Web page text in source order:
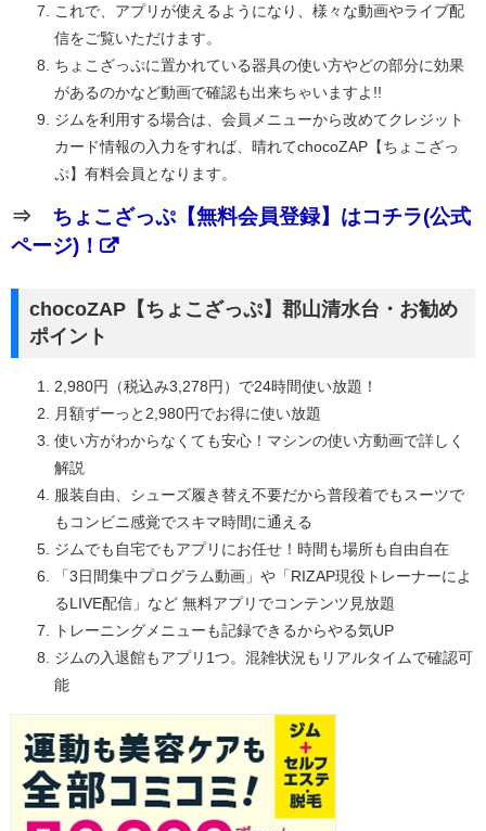
これで、アプリが使えるようになり、様々な動画やライブ配
信をご覧いただけます。
ちょこざっぷに置かれている器具の使い方やどの部分に効果
があるのかなど動画で確認も出来ちゃいますよ!!
ジムを利用する場合は、会員メニューから改めてクレジット
カード情報の入力をすれば、晴れてchocoZAP【ちょこざっ
ぷ】有料会員となります。
⇒ ちょこざっぷ【無料会員登録】はコチラ(公式
ページ)！
chocoZAP【ちょこざっぷ】郡山清水台・お勧め
ポイント
2,980円（税込み3,278円）で24時間使い放題！
月額ずーっと2,980円でお得に使い放題
使い方がわからなくても安心！マシンの使い方動画で詳しく
解説
服装自由、シューズ履き替え不要だから普段着でもスーツで
もコンビニ感覚でスキマ時間に通える
ジムでも自宅でもアプリにお任せ！時間も場所も自由自在
「3日間集中プログラム動画」や「RIZAP現役トレーナーによ
るLIVE配信」など 無料アプリでコンテンツ見放題
トレーニングメニューも記録できるからやる気UP
ジムの入退館もアプリ1つ。混雑状況もリアルタイムで確認可
能